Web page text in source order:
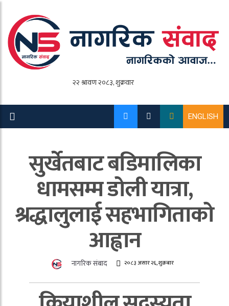
ENGLISH
सुर्खेतबाट बडिमालिका
धामसम्म डोली यात्रा,
श्रद्धालुलाई सहभागिताको
आह्वान
नागरिक संबाद २०८३ असार २६, शुक्रबार